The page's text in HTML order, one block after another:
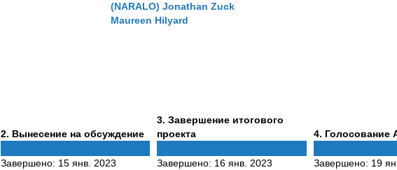
(NARALO) Jonathan Zuck
Maureen Hilyard
2 Phase
. Вынесение на обсуждение
Завершено: 15 янв. 2023
3Phase
3
. Завершение итогового
проекта
Завершено: 16 янв. 2023
4Phase
. Голосование
Завершено: 19